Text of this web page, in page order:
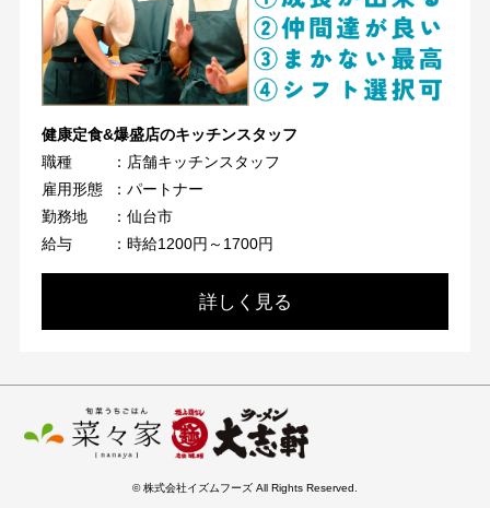
健康定食&爆盛店のキッチンスタッフ
職種
：店舗キッチンスタッフ
雇用形態
：パートナー
勤務地
：仙台市
給与
：時給1200円～1700円
詳しく見る
© 株式会社イズムフーズ All Rights Reserved.